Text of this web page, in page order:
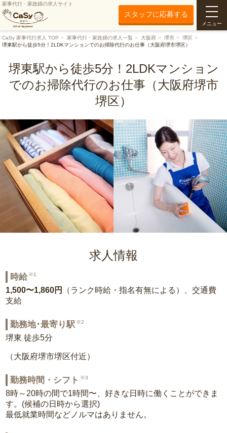
家事代行・家政婦の求人サイト
スタッフに応募する
メニュー
CaSy 家事代行求人 TOP 家事代行・家政婦の求人一覧 大阪府 堺市
堺区
堺東駅から徒歩5分！2LDKマンションでのお掃除代行のお仕事（大阪府堺市堺区）
堺東駅から徒歩5分！2LDKマンション
でのお掃除代行のお仕事（大阪府堺市
堺区）
求人情報
時給 ※1
1,500〜1,860円
（ランク時給・指名有無による）、交通費
支給
勤務地･最寄り駅 ※2
堺東 徒歩5分
（大阪府堺市堺区付近）
勤務時間・シフト ※3
8時～20時の間で1時間〜、好きな日時に働くことができま
す。(候補の日時から選択)
最低就業時間などノルマはありません。